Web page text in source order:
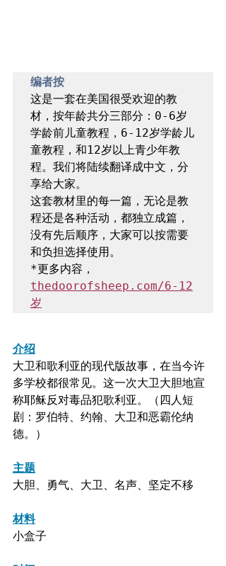
编者按
这是一套在美国很受欢迎的教
材，按年龄共分三部分：0-6岁
学龄前儿童教程，6-12岁学龄儿
童教程，和12岁以上青少年教
程。我们将陆续翻译成中文，分
享给大家。
这套教材里的每一篇，无论是教
程还是各种活动，都独立成篇，
没有先后顺序，大家可以按需要
和负担选择使用。
*更多内容，
thedoorofsheep.com/6-12
岁
介绍
大卫和歌利亚的现代版故事，在当今许
多学校都很常见。这一次大卫大胆地宣
称耶稣反对毒品犯歌利亚。（四人短
剧：罗伯特、约翰、大卫和恶霸伦纳
德。）
主题
大胆、勇气、大卫、名声、坚定不移
材料
小盒子